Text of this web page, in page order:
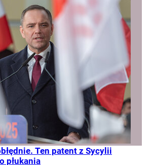
Ten patent z Sycylii
płukania